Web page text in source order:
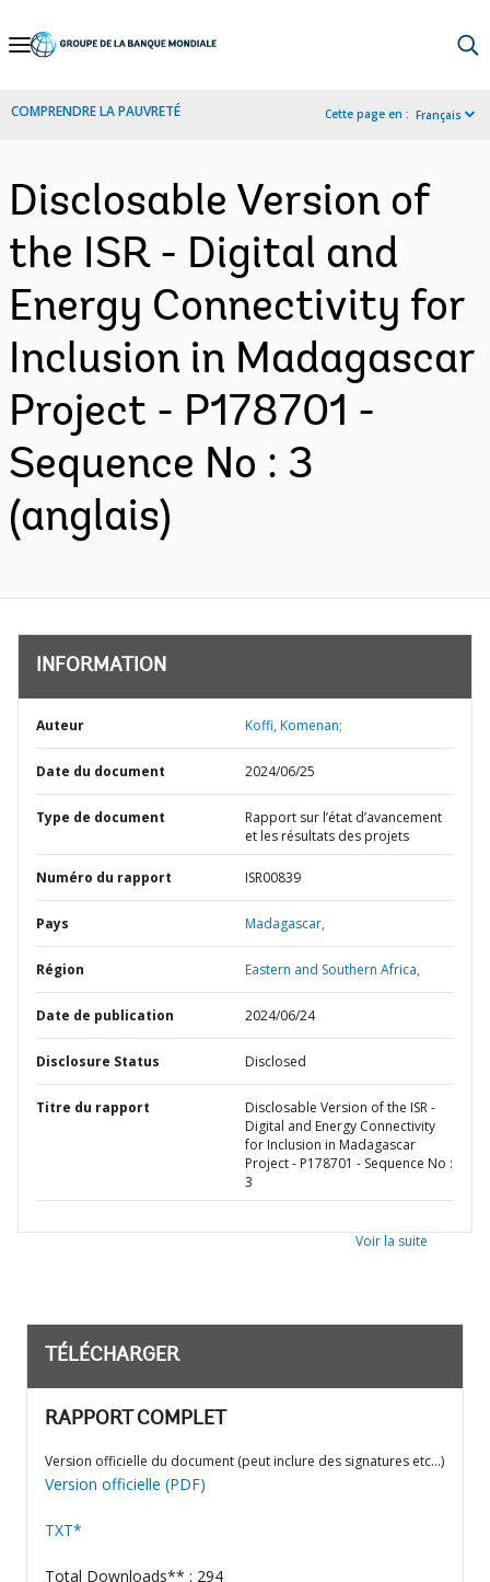
Skip
Navigation
COMPRENDRE LA PAUVRETÉ Cette page en : Français
Disclosable Version of
the ISR - Digital and
Energy Connectivity for
Inclusion in Madagascar
Project - P178701 -
Sequence No : 3
(anglais)
INFORMATION
Auteur Koffi, Komenan;
Date du document 2024/06/25
Type de document
Rapport sur l’état d’avancement
et les résultats des projets
Numéro du rapport ISR00839
Pays Madagascar,
Région Eastern and Southern Africa,
Date de publication 2024/06/24
Disclosure Status Disclosed
Titre du rapport
Disclosable Version of the ISR -
Digital and Energy Connectivity
for Inclusion in Madagascar
Project - P178701 - Sequence No :
3
Voir la suite
TÉLÉCHARGER
RAPPORT COMPLET
Version officielle du document (peut inclure des signatures etc…)
Version officielle (PDF)
TXT*
Total Downloads** : 294